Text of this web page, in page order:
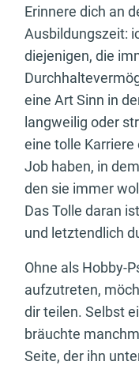
Erinnere dich an
Ausbildungszeit:
diejenigen, die
eine Art Sinn in
langweilig oder
eine tolle
Job haben, in
den sie immer
Das Tolle daran
und letztendlich
Ohne als Hobby-
aufzutreten,
dir teilen. Selbst
bräuchte
Seite, der ihn